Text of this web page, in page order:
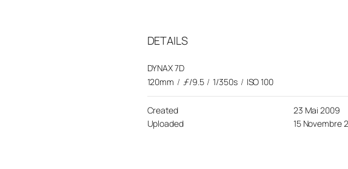
DETAILS
DYNAX 7D
120mm / ƒ/9.5 / 1/350s / ISO 100
Created
23 Mai 2009
Uploaded
15 Novembre